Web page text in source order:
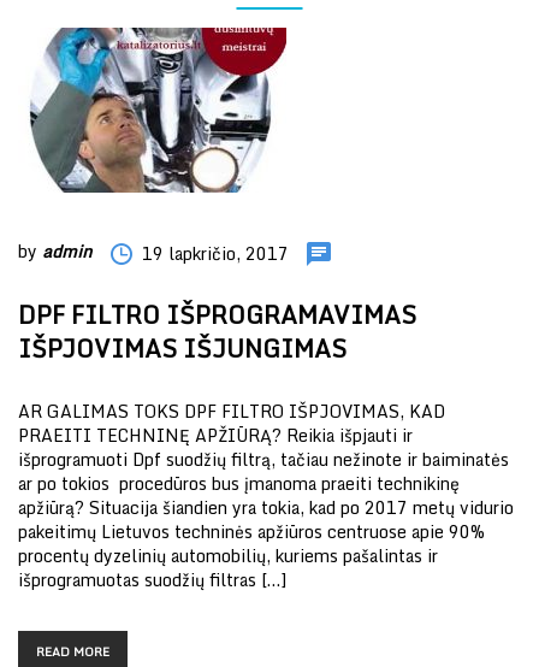
by admin 19 lapkričio, 2017
DPF FILTRO IŠPROGRAMAVIMAS
IŠPJOVIMAS IŠJUNGIMAS
AR GALIMAS TOKS DPF FILTRO IŠPJOVIMAS, KAD
PRAEITI TECHNINĘ APŽIŪRĄ? Reikia išpjauti ir
išprogramuoti Dpf suodžių filtrą, tačiau nežinote ir baiminatės
ar po tokios procedūros bus įmanoma praeiti technikinę
apžiūrą? Situacija šiandien yra tokia, kad po 2017 metų vidurio
pakeitimų Lietuvos techninės apžiūros centruose apie 90%
procentų dyzelinių automobilių, kuriems pašalintas ir
išprogramuotas suodžių filtras […]
READ MORE